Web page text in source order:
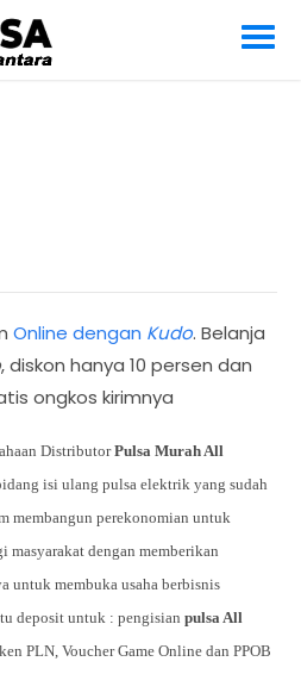
Online dengan Kudo. Belanja
, diskon hanya 10 persen dan
ongkos kirimnya
DistributorPulsa Murah All
isi ulang pulsa elektrik yang sudah
membangun perekonomian untuk
masyarakat dengan memberikan
untuk membuka usaha berbisnis
deposit untuk : pengisian pulsa All
PLN, Voucher Game Online dan PPOB